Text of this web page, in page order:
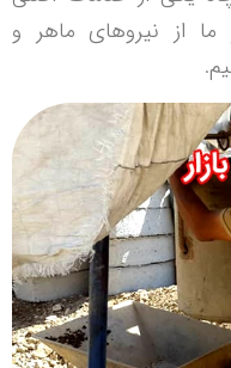
از نیروهای ماهر و